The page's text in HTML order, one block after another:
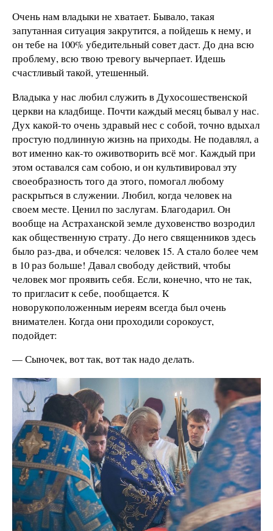
Очень нам владыки не хватает. Бывало, такая
запутанная ситуация закрутится, а пойдешь к нему, и
он тебе на 100% убедительный совет даст. До дна всю
проблему, всю твою тревогу вычерпает. Идешь
счастливый такой, утешенный.
Владыка у нас любил служить в Духосошественской
церкви на кладбище. Почти каждый месяц бывал у нас.
Дух какой-то очень здравый нес с собой, точно вдыхал
простую подлинную жизнь на приходы. Не подавлял, а
вот именно как-то оживотворить всё мог. Каждый при
этом оставался сам собою, и он культивировал эту
своеобразность того да этого, помогал любому
раскрыться в служении. Любил, когда человек на
своем месте. Ценил по заслугам. Благодарил. Он
вообще на Астраханской земле духовенство возродил
как общественную страту. До него священников здесь
было раз-два, и обчелся: человек 15. А стало более чем
в 10 раз больше! Давал свободу действий, чтобы
человек мог проявить себя. Если, конечно, что не так,
то пригласит к себе, пообщается. К
новорукоположенным иереям всегда был очень
внимателен. Когда они проходили сорокоуст,
подойдет:
— Сыночек, вот так, вот так надо делать.